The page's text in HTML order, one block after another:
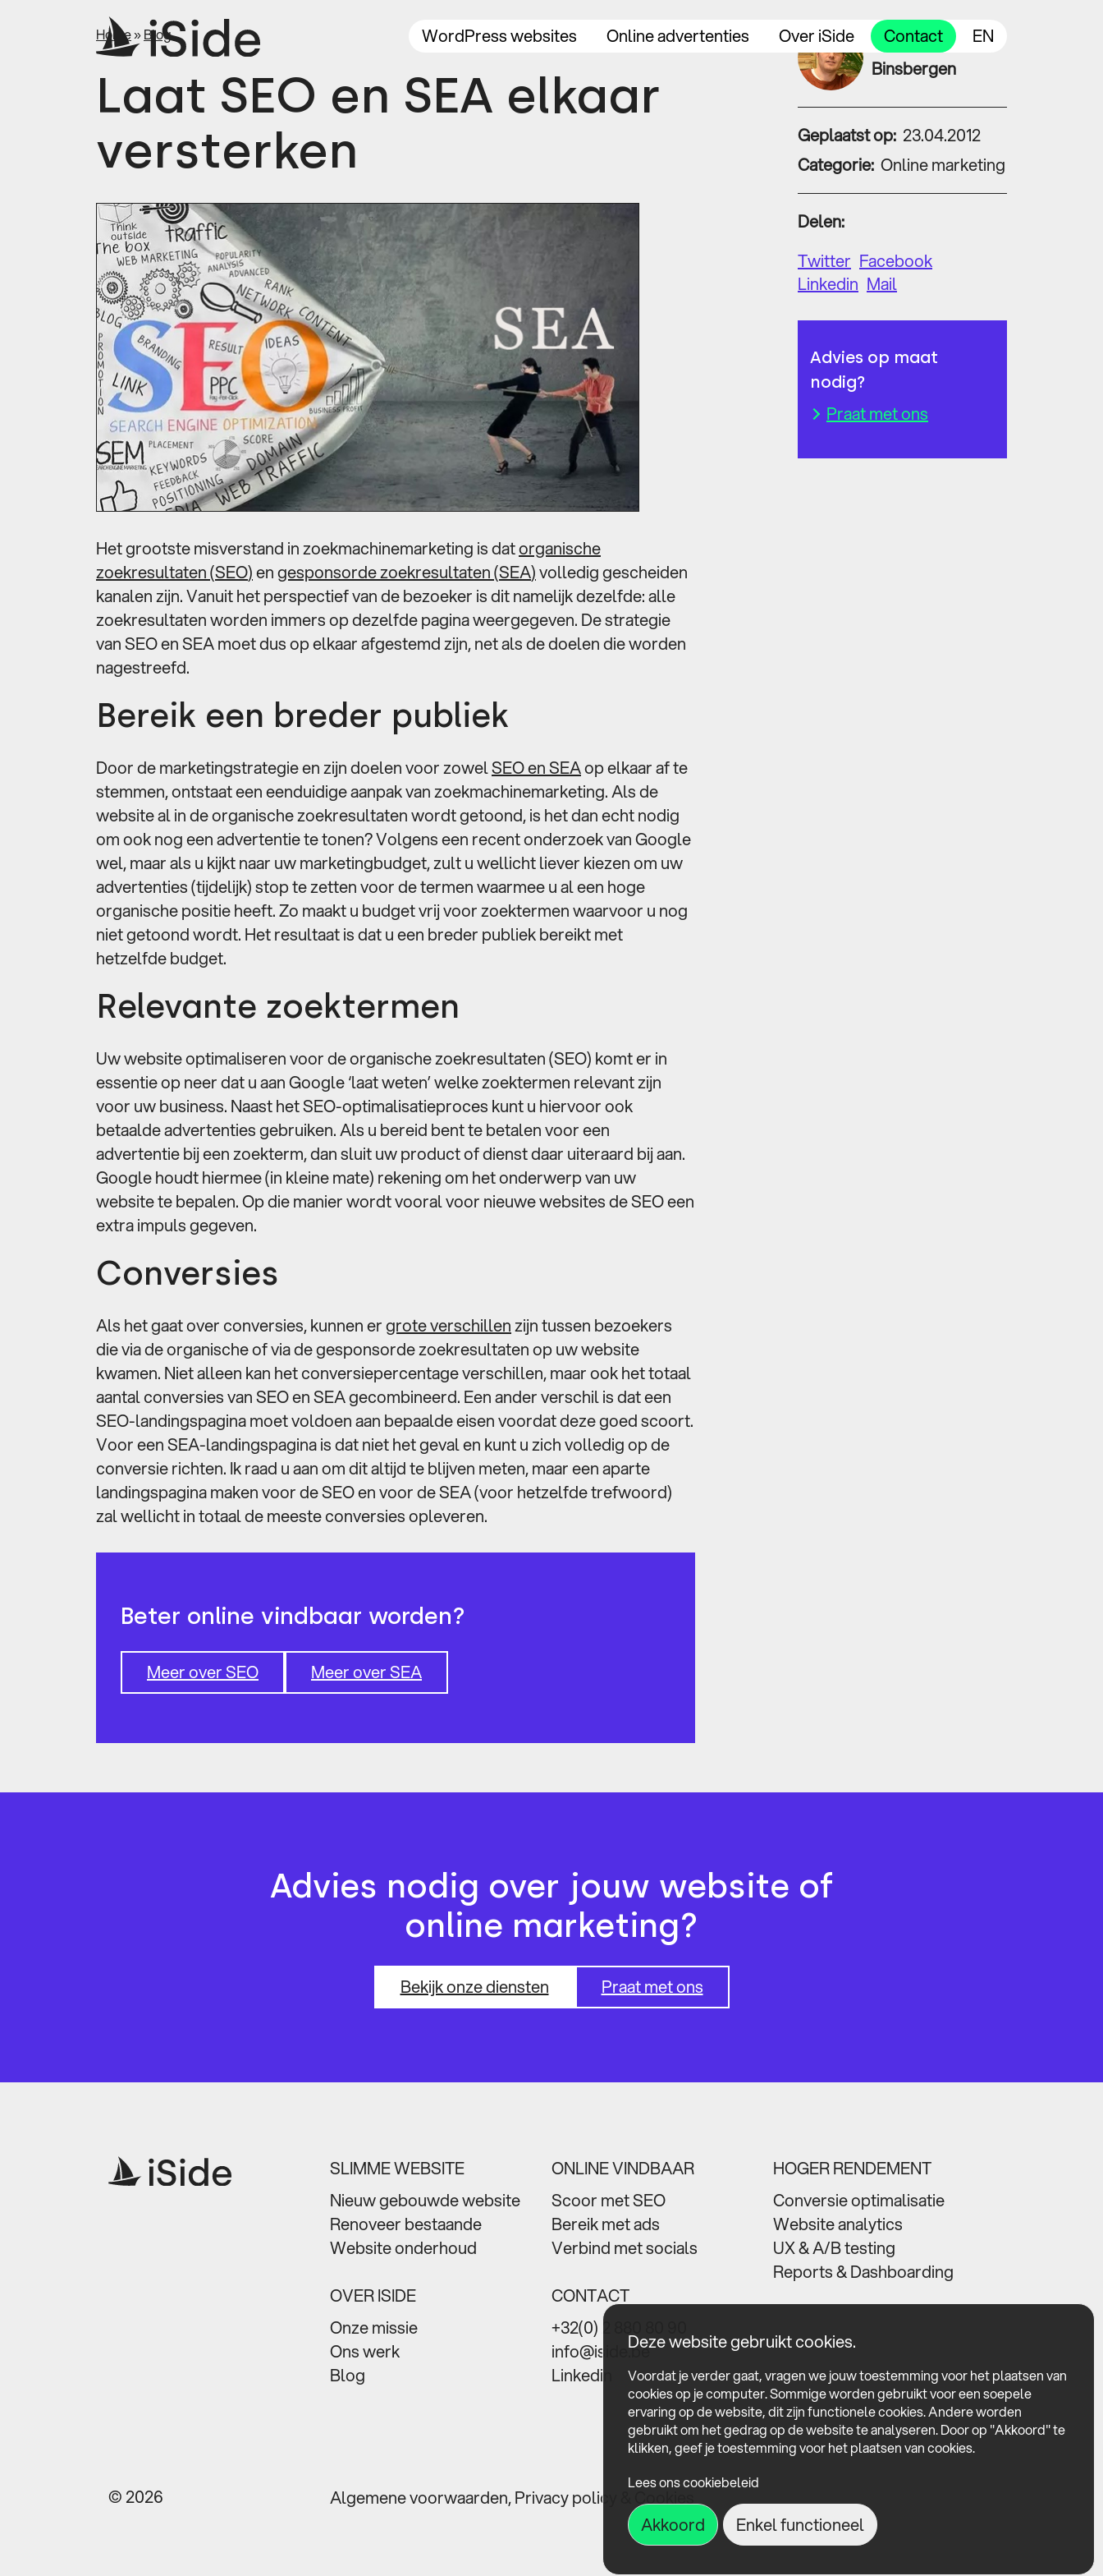
WordPress websites Online advertenties Over iSide Contact EN
Home»Blog
Laat SEO en SEA elkaar
versterken
Het grootste misverstand in zoekmachinemarketing is datorganische
zoekresultaten (SEO)engesponsorde zoekresultaten (SEA)volledig gescheiden
kanalen zijn. Vanuit het perspectief van de bezoeker is dit namelijk dezelfde: alle
zoekresultaten worden immers op dezelfde pagina weergegeven. De strategie
van SEO en SEA moet dus op elkaar afgestemd zijn, net als de doelen die worden
nagestreefd.
Bereik een breder publiek
Door de marketingstrategie en zijn doelen voor zowelSEO en SEAop elkaar af te
stemmen, ontstaat een eenduidige aanpak van zoekmachinemarketing. Als de
website al in de organische zoekresultaten wordt getoond, is het dan echt nodig
om ook nog een advertentie te tonen? Volgens een recent onderzoek van Google
wel, maar als u kijkt naar uw marketingbudget, zult u wellicht liever kiezen om uw
advertenties (tijdelijk) stop te zetten voor de termen waarmee u al een hoge
organische positie heeft. Zo maakt u budget vrij voor zoektermen waarvoor u nog
niet getoond wordt. Het resultaat is dat u een breder publiek bereikt met
hetzelfde budget.
Relevante zoektermen
Uw website optimaliseren voor de organische zoekresultaten (SEO) komt er in
essentie op neer dat u aan Google ‘laat weten’ welke zoektermen relevant zijn
voor uw business. Naast het SEO-optimalisatieproces kunt u hiervoor ook
betaalde advertenties gebruiken. Als u bereid bent te betalen voor een
advertentie bij een zoekterm, dan sluit uw product of dienst daar uiteraard bij aan.
Google houdt hiermee (in kleine mate) rekening om het onderwerp van uw
website te bepalen. Op die manier wordt vooral voor nieuwe websites de SEO een
extra impuls gegeven.
Conversies
Als het gaat over conversies, kunnen ergrote verschillenzijn tussen bezoekers
die via de organische of via de gesponsorde zoekresultaten op uw website
kwamen. Niet alleen kan het conversiepercentage verschillen, maar ook het totaal
aantal conversies van SEO en SEA gecombineerd. Een ander verschil is dat een
SEO-landingspagina moet voldoen aan bepaalde eisen voordat deze goed scoort.
Voor een SEA-landingspagina is dat niet het geval en kunt u zich volledig op de
conversie richten. Ik raad u aan om dit altijd te blijven meten, maar een aparte
landingspagina maken voor de SEO en voor de SEA (voor hetzelfde trefwoord)
zal wellicht in totaal de meeste conversies opleveren.
Beter online vindbaar worden?
Meer over SEO Meer over SEA
Leendert van
Binsbergen
Geplaatst op: 23.04.2012
Categorie: Online marketing
Delen:
Twitter Facebook
Linkedin Mail
Advies op maat
nodig?
Praat met ons
Advies nodig over jouw website of
online marketing?
Bekijk onze diensten Praat met ons
SLIMME WEBSITE
Nieuw gebouwde website
Renoveer bestaande
Website onderhoud
ONLINE VINDBAAR
Scoor met SEO
Bereik met ads
Verbind met socials
HOGER RENDEMENT
Conversie optimalisatie
Website analytics
UX & A/B testing
Reports & Dashboarding
OVER ISIDE
Onze missie
Ons werk
Blog
CONTACT
+32(0) 2 880 80 90
info@iside.be
Linkedin
© 2026 Algemene voorwaarden,Privacy policy & Cookies
Deze website gebruikt cookies.
Voordat je verder gaat, vragen we jouw toestemming voor het plaatsen van
cookies op je computer. Sommige worden gebruikt voor een soepele
ervaring op de website, dit zijn functionele cookies. Andere worden
gebruikt om het gedrag op de website te analyseren. Door op "Akkoord" te
klikken, geef je toestemming voor het plaatsen van cookies.
Lees ons cookiebeleid
Akkoord Enkel functioneel